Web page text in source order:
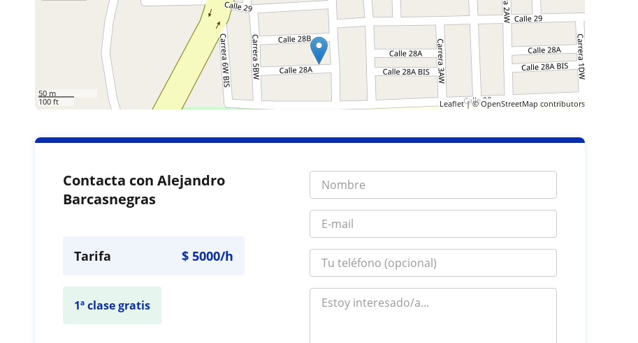
50 m
100 ft
Leaflet| ©OpenStreetMap contributors
Contacta con Alejandro
Barcasnegras
Tarifa $5000/h
1ª clase gratis